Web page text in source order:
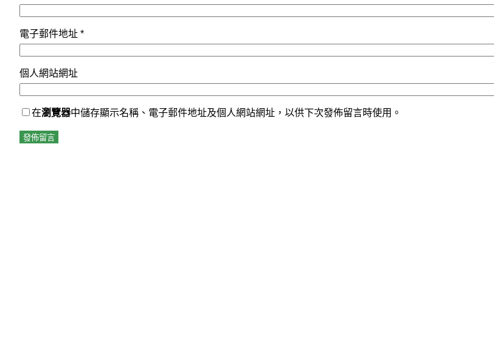
電子郵件地址 *
個人網站網址
在瀏覽器中儲存顯示名稱、電子郵件地址及個人網站網址，以供下次發佈留言時使用。